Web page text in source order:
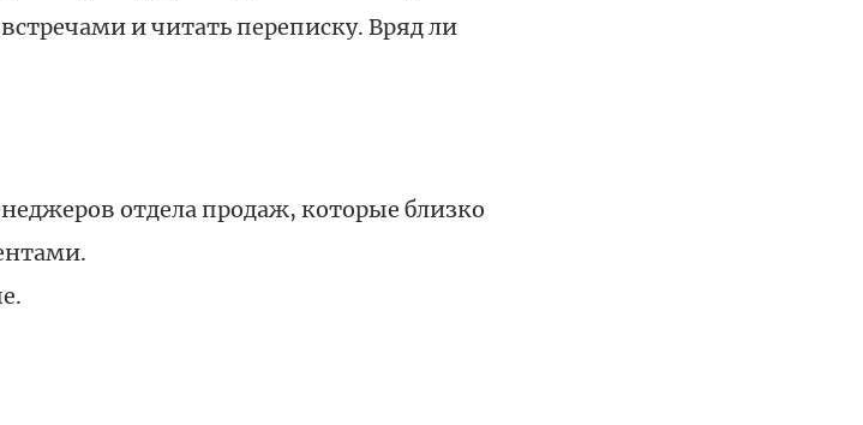
и читать переписку. Вряд ли
отдела продаж, которые близко